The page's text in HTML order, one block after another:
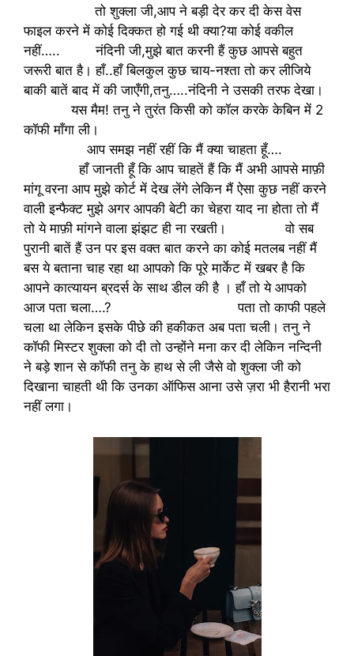
तो शुक्ला जी,आप ने बड़ी देर कर दी केस वेस
फाइल करने में कोई दिक्कत हो गई थी क्या?या कोई वकील
नहीं….. नंदिनी जी,मुझे बात करनी हैं कुछ आपसे बहुत
जरूरी बात है। हाँ..हाँ बिलकुल कुछ चाय-नश्ता तो कर लीजिये
बाकी बातें बाद में की जाएँगी,तनु…..नंदिनी ने उसकी तरफ देखा।
यस मैम! तनु ने तुरंत किसी को कॉल करके केबिन में 2
कॉफी माँगा ली।
आप समझ नहीं रहीं कि मैं क्या चाहता हूँ….
हाँ जानती हूँ कि आप चाहतें हैं कि मैं अभी आपसे माफ़ी
मांगू वरना आप मुझे कोर्ट में देख लेंगे लेकिन मैं ऐसा कुछ नहीं करने
वाली इन्फैक्ट मुझे अगर आपकी बेटी का चेहरा याद ना होता तो मैं
तो ये माफ़ी मांगने वाला झंझट ही ना रखती। वो सब
पुरानी बातें हैं उन पर इस वक्त बात करने का कोई मतलब नहीं मैं
बस ये बताना चाह रहा था आपको कि पूरे मार्केट में खबर है कि
आपने कात्यायन ब्रदर्स के साथ डील की है । हाँ तो ये आपको
आज पता चला….? पता तो काफी पहले
चला था लेकिन इसके पीछे की हकीकत अब पता चली। तनु ने
कॉफी मिस्टर शुक्ला को दी तो उन्होंने मना कर दी लेकिन नन्दिनी
ने बड़े शान से कॉफी तनु के हाथ से ली जैसे वो शुक्ला जी को
दिखाना चाहती थी कि उनका ऑफिस आना उसे ज़रा भी हैरानी भरा
नहीं लगा।